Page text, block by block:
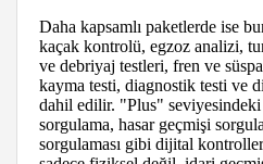
Daha kapsamlı paketlerde ise
kaçak kontrolü, egzoz analizi,
ve debriyaj testleri, fren ve
kayma testi, diagnostik testi ve
dahil edilir. "Plus"
sorgulama, hasar geçmişi
sorgulaması gibi dijital